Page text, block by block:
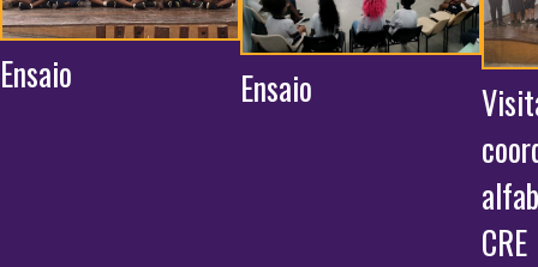
Ensaio Ensaio
CRE